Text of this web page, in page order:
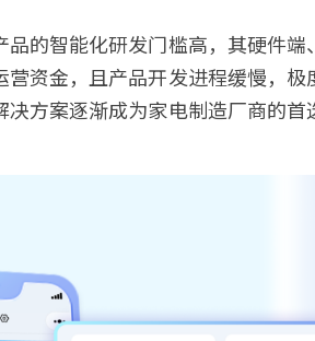
的智能化研发门槛高，其硬件
资金，且产品开发进程缓慢，
方案逐渐成为家电制造厂商的